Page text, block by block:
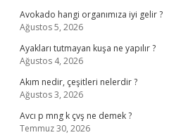
Avokado hangi organımıza iyi gelir ?
Ağustos 5, 2026
Ayakları tutmayan kuşa ne yapılır ?
Ağustos 4, 2026
Akım nedir, çeşitleri nelerdir ?
Ağustos 3, 2026
Avcı p mng k çvş ne demek ?
Temmuz 30, 2026